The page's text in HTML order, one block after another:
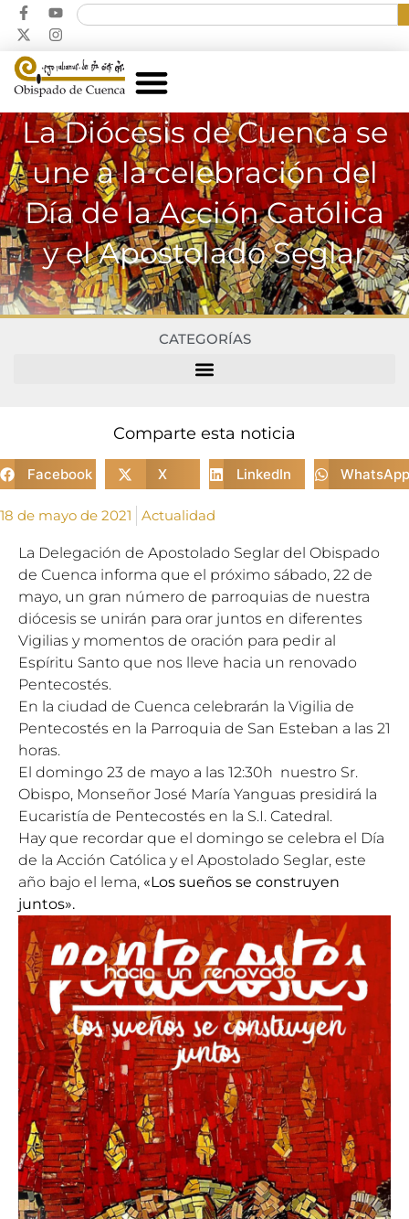
La Diócesis de Cuenca se
une a la celebración del
Día de la Acción Católica
y el Apostolado Seglar
CATEGORÍAS
Comparte esta noticia
Facebook X LinkedIn WhatsApp
18 de mayo de 2021 Actualidad
La Delegación de Apostolado Seglar del Obispado
de Cuenca informa que el próximo sábado, 22 de
mayo, un gran número de parroquias de nuestra
diócesis se unirán para orar juntos en diferentes
Vigilias y momentos de oración para pedir al
Espíritu Santo que nos lleve hacia un renovado
Pentecostés.
En la ciudad de Cuenca celebrarán la Vigilia de
Pentecostés en la Parroquia de San Esteban a las 21
horas.
El domingo 23 de mayo a las 12:30h nuestro Sr.
Obispo, Monseñor José María Yanguas presidirá la
Eucaristía de Pentecostés en la S.I. Catedral.
Hay que recordar que el domingo se celebra el Día
de la Acción Católica y el Apostolado Seglar, este
año bajo el lema, «Los sueños se construyen
juntos».